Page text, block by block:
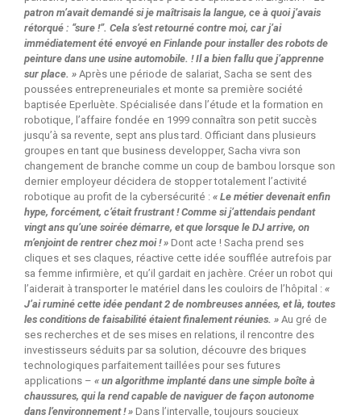
patron m’avait demandé si je maîtrisais la langue, ce à quoi j’avais
rétorqué : “sure !”. Cela s’est retourné contre moi, car j’ai
immédiatement été envoyé en Finlande pour installer des robots de
peinture dans une usine automobile. ! Il a bien fallu que j’apprenne
sur place. » Après une période de salariat, Sacha se sent des
poussées entrepreneuriales et monte sa première société
baptisée Eperluète. Spécialisée dans l’étude et la formation en
robotique, l’affaire fondée en 1999 connaîtra son petit succès
jusqu’à sa revente, sept ans plus tard. Officiant dans plusieurs
groupes en tant que business developper, Sacha vivra son
changement de branche comme un coup de bambou lorsque son
dernier employeur décidera de stopper totalement l’activité
robotique au profit de la cybersécurité : « Le métier devenait enfin
hype, forcément, c’était frustrant ! Comme si j’attendais pendant
vingt ans qu’une soirée démarre, et que lorsque le DJ arrive, on
m’enjoint de rentrer chez moi ! » Dont acte ! Sacha prend ses
cliques et ses claques, réactive cette idée soufflée autrefois par
sa femme infirmière, et qu’il gardait en jachère. Créer un robot qui
l’aiderait à transporter le matériel dans les couloirs de l’hôpital : «
J’ai ruminé cette idée pendant 2 de nombreuses années, et là, toutes
les conditions de faisabilité étaient finalement réunies. » Au gré de
ses recherches et de ses mises en relations, il rencontre des
investisseurs séduits par sa solution, découvre des briques
technologiques parfaitement taillées pour ses futures
applications – « un algorithme implanté dans une simple boîte à
chaussures, qui la rend capable de naviguer de façon autonome
dans l’environnement ! » Dans l’intervalle, toujours soucieux